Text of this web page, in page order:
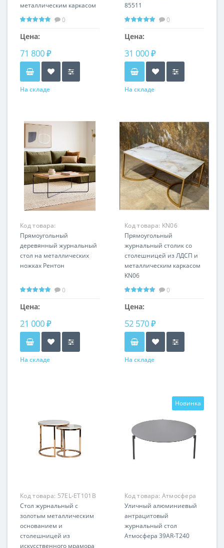
металлическим каркасом
47ED-ET081S-GOLD
0
Цена:
71 800 ₽
На складе
85511
0
Цена:
31 000 ₽
На складе
Код товара:
LHFCT061123SH
Прямоугольный
деревянный журнальный
стол на металлических
ножках Рентон
0
Цена:
21 000 ₽
На складе
Код товара: KN06
Прямоугольный
журнальный столик со
столешницей из ЛДСП и
металлическим каркасом
KN06
0
Цена:
52 570 ₽
На складе
Код товара: 57EL-ET101B
Стол журнальный с
золотым металлическим
основанием и
столешницей из
искусственного мрамора
Новинка
Код товара: Атмосфера
39AR-T240
Уличный алюминиевый
антрацитовый
журнальный стол
Атмосфера 39AR-T240